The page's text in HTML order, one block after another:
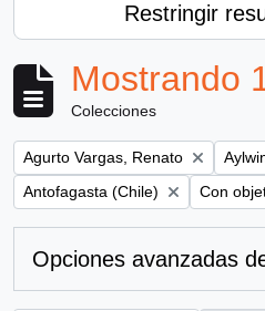
Restringir
Mostrando
Colecciones
Remove filter:
Agurto Vargas, Renato
Remove filter:
Antofagasta (Chile) Remove
Con
Opciones avanzadas